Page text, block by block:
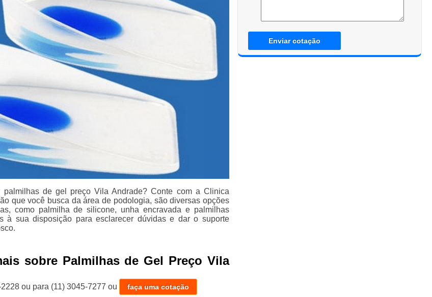
palmilhas de gel preço Vila Andrade? Conte com a Clinica
que você busca da área de podologia, são diversas opções
como palmilha de silicone, unha encravada e palmilhas
à sua disposição para esclarecer dúvidas e dar o suporte
sobre Palmilhas de Gel Preço Vila
ou para (11) 3045-7277 ou faça uma cotação
Enviar cotação